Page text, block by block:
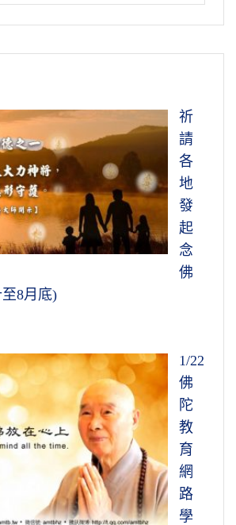
祈
請
各
地
發
起
念
佛
8月底)
1/22
佛
陀
教
育
網
路
學